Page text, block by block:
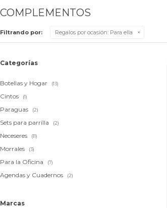
COMPLEMENTOS
Filtrando por: Regalos por ocasión: Para ella
Categorías
Botellas y Hogar (13)
Cintos (1)
Paraguas (2)
Sets para parrilla (2)
Neceseres (11)
Morrales (3)
Para la Oficina (7)
Agendas y Cuadernos (2)
Marcas